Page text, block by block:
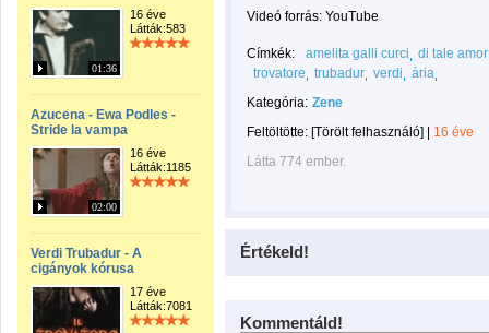
01:36
16 éve
Látták:583
Azucena - Ewa Podles -
Stride la vampa
02:00
16 éve
Látták:1185
Verdi Trubadur - A
cigányok kórusa
17 éve
Látták:7081
Videó forrás: YouTube
Címkék: amelita galli curci
di tale amor
trovatore
trubadur verdi
ária
Kategória: Zene
Feltöltötte: [Törölt felhasználó]
16 éve
Látta 774 ember.
Értékeld!
Kommentáld!